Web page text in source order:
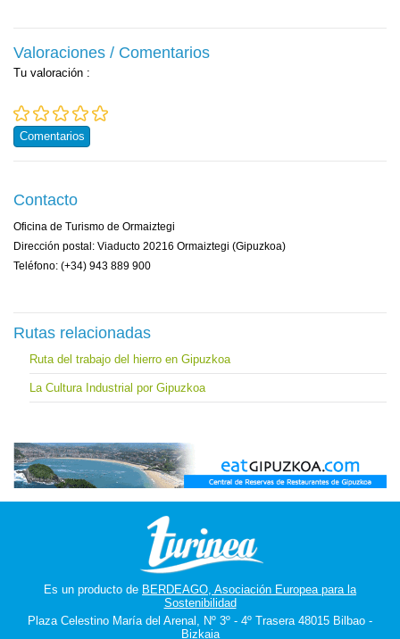
Valoraciones / Comentarios
Tu valoración :
Comentarios
Contacto
Oficina de Turismo de Ormaiztegi
Dirección postal: Viaducto 20216 Ormaiztegi (Gipuzkoa)
Teléfono: (+34) 943 889 900
Rutas relacionadas
Ruta del trabajo del hierro en Gipuzkoa
La Cultura Industrial por Gipuzkoa
Es un producto de BERDEAGO, Asociación Europea para la
Sostenibilidad
Plaza Celestino María del Arenal, Nº 3º - 4º Trasera 48015 Bilbao -
Bizkaia